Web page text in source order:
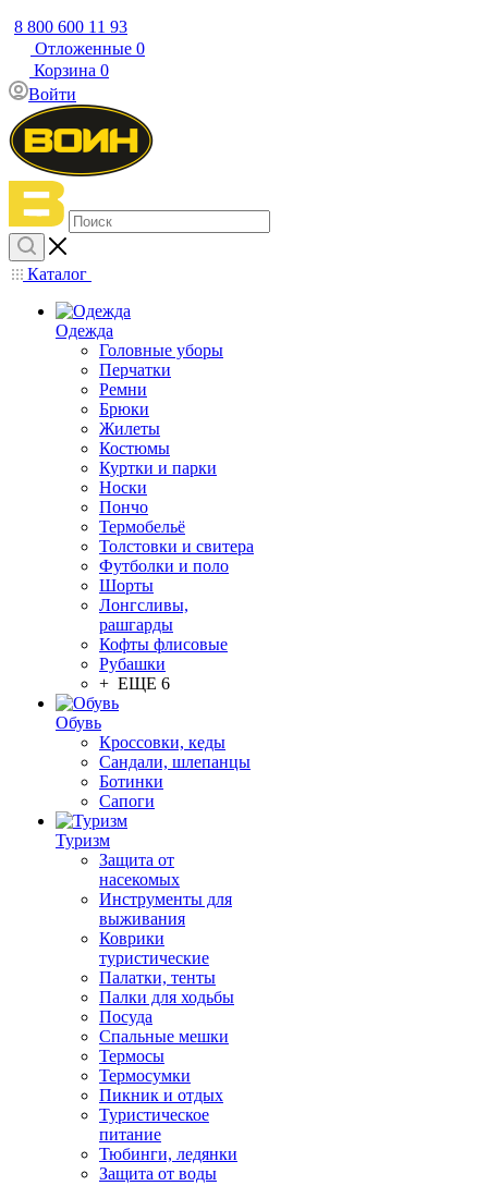
8 800 600 11 93
Отложенные 0
Корзина 0
Войти
Каталог
Одежда
Головные уборы
Перчатки
Ремни
Брюки
Жилеты
Костюмы
Куртки и парки
Носки
Пончо
Термобельё
Толстовки и свитера
Футболки и поло
Шорты
Лонгсливы,
рашгарды
Кофты флисовые
Рубашки
+ ЕЩЕ 6
Обувь
Кроссовки, кеды
Сандали, шлепанцы
Ботинки
Сапоги
Туризм
Защита от
насекомых
Инструменты для
выживания
Коврики
туристические
Палатки, тенты
Палки для ходьбы
Посуда
Спальные мешки
Термосы
Термосумки
Пикник и отдых
Туристическое
питание
Тюбинги, ледянки
Защита от воды